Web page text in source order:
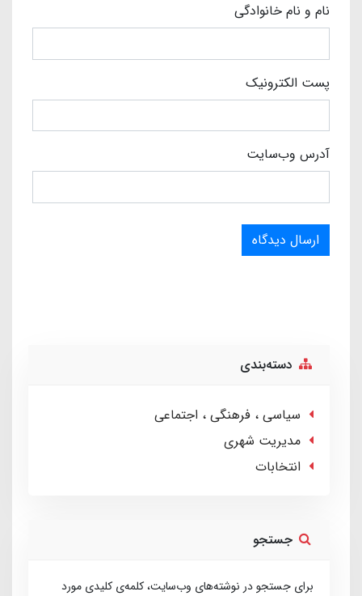
نام و نام خانوادگی
پست الکترونیک
آدرس وب‌سایت
ارسال دیدگاه
دسته‌بندی
سیاسی ، فرهنگی ، اجتماعی
مدیریت شهری
انتخابات
جستجو
برای جستجو در نوشته‌های وب‌سایت، کلمه‌ی کلیدی مورد